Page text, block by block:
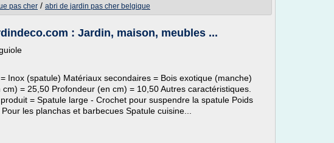
pas cher / abri de jardin pas cher belgique
: Jardin, maison, meubles ...
Inox (spatule) Matériaux secondaires = Bois exotique (manche)
= 25,50 Profondeur (en cm) = 10,50 Autres caractéristiques.
= Spatule large - Crochet pour suspendre la spatule Poids
les planchas et barbecues Spatule cuisine...